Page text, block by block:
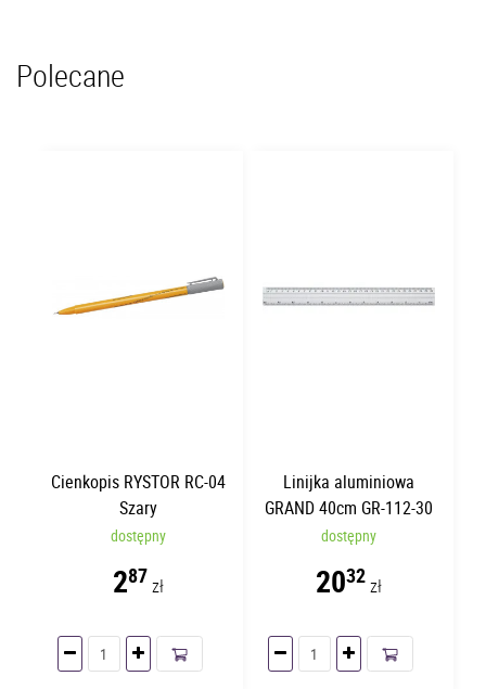
Polecane
Cienkopis RYSTOR RC-04
Szary
dostępny
287 zł
Linijka aluminiowa
GRAND 40cm GR-112-30
dostępny
2032zł